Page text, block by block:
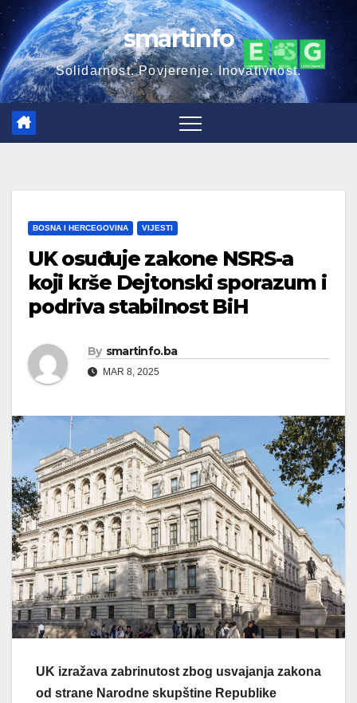
Skip
to
content
smartinfo
Solidarnost. Povjerenje. Inovativnost.
BOSNA I HERCEGOVINA VIJESTI
UK osuđuje zakone NSRS-a
koji krše Dejtonski sporazum i
podriva stabilnost BiH
By smartinfo.ba
MAR 8, 2025
UK izražava zabrinutost zbog usvajanja zakona
od strane Narodne skupštine Republike